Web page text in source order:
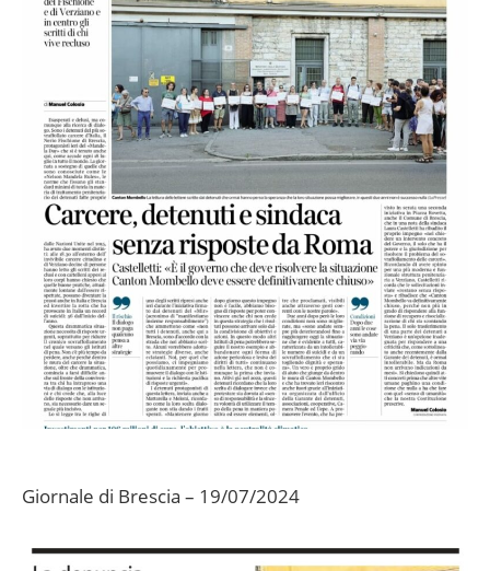
Giornale di Brescia – 19/07/2024